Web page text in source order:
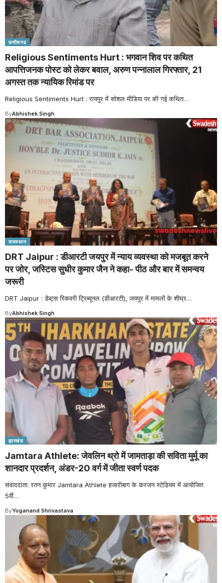
छत्तीसगढ
Religious Sentiments Hurt : भगवान शिव पर कथित
आपत्तिजनक पोस्ट को लेकर बवाल, अरुण पन्नालाल गिरफ्तार, 21
अगस्त तक न्यायिक रिमांड पर
Religious Sentiments Hurt : रायपुर में सोशल मीडिया पर की गई कथित…
ByAbhishek Singh
राजस्थान
DRT Jaipur : डीआरटी जयपुर में न्याय व्यवस्था को मजबूत करने
पर जोर, जस्टिस सुधीर कुमार जैन ने कहा- पीठ और बार में समन्वय
जरूरी
DRT Jaipur : डेब्ट्स रिकवरी ट्रिब्यूनल (डीआरटी), जयपुर में मामलों के शीघ्र…
ByAbhishek Singh
झारखंड
Jamtara Athlete: जेवलिन थ्रो में जामताड़ा की सविता मुर्मू का
शानदार प्रदर्शन, अंडर-20 वर्ग में जीता स्वर्ण पदक
संवाददाता: रतन कुमार Jamtara Athlete हजारीबाग के करजन स्टेडियम में आयोजित
5वीं…
ByYoganand Shrivastava